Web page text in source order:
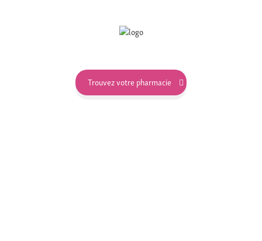
Trouvez votre pharmacie